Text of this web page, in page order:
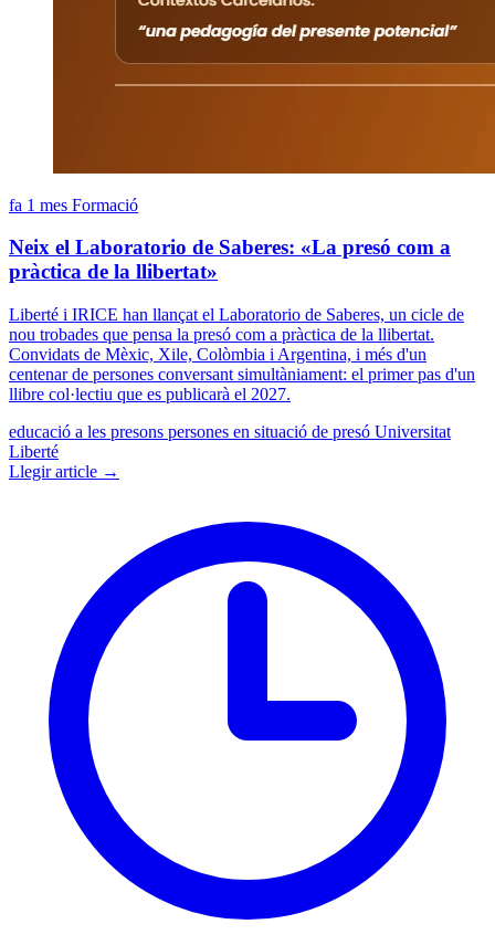
fa 1 mes Formació
Neix el Laboratorio de Saberes: «La presó com a
pràctica de la llibertat»
Liberté i IRICE han llançat el Laboratorio de Saberes, un cicle de
nou trobades que pensa la presó com a pràctica de la llibertat.
Convidats de Mèxic, Xile, Colòmbia i Argentina, i més d'un
centenar de persones conversant simultàniament: el primer pas d'un
llibre col·lectiu que es publicarà el 2027.
educació a les presons persones en situació de presó Universitat
Liberté
Llegir article →